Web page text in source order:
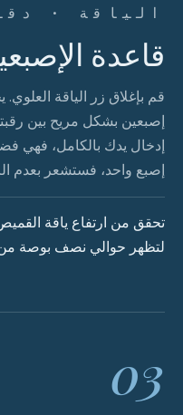
الياقة ·
قاعدة
قم بإغلاق زر الياقة
إصبعين بشكل مريح بين
إدخال يدك بالكامل، فهي
إصبع واحد، فستشعر بعدم
تحقق من ارتفاع ياقة
لتظهر حوالي نصف بوصة
03